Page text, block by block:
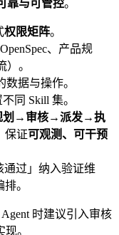
靠与可管控。
权限矩阵。
、产品规
。
数据与操作。
同 Skill 集。
划→审核→派发→执
保证可观测、可干预
通过」纳入验证维
。
时建议引入审核
。